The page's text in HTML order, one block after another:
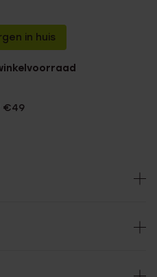
in huis
€49